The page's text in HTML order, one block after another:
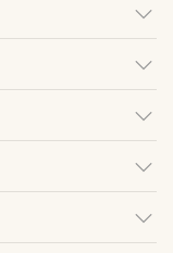
HOT保障